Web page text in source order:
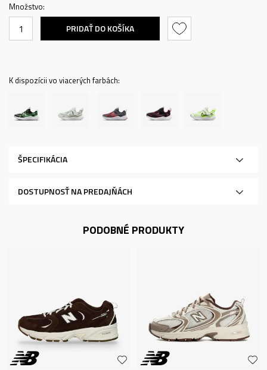
Množstvo:
PRIDAŤ DO KOŠÍKA
K dispozícii vo viacerých farbách:
ŠPECIFIKÁCIA
DOSTUPNOSŤ NA PREDAJŇÁCH
PODOBNÉ PRODUKTY